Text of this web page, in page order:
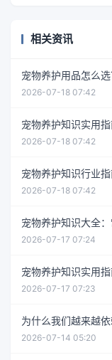
相关资讯
宠物养护用品怎么
2026-07-18 07:42
宠物养护知识实用
2026-07-18 07:42
宠物养护知识行业
2026-07-18 07:42
宠物养护知识大全
2026-07-17 07:24
宠物养护知识实用
2026-07-17 07:23
为什么我们越来越
2026-07-14 05:20